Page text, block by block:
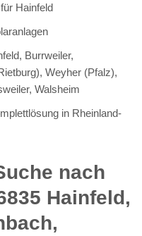
Hainfeld
Burrweiler,
Weyher (Pfalz),
Walsheim
in Rheinland-
nach
Hainfeld,